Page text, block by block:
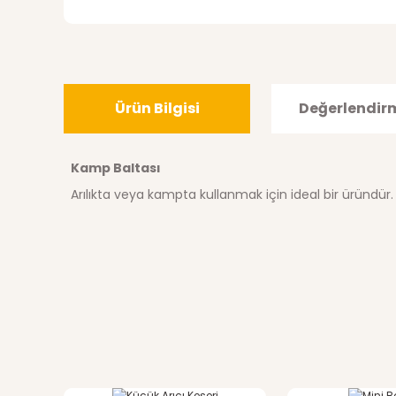
Ürün Bilgisi
Kamp Baltası
Arılıkta veya kampta kullanmak için ideal bir üründür.
Bu ürünün fiyat bilgisi, resim, ürün açıklamalarında ve